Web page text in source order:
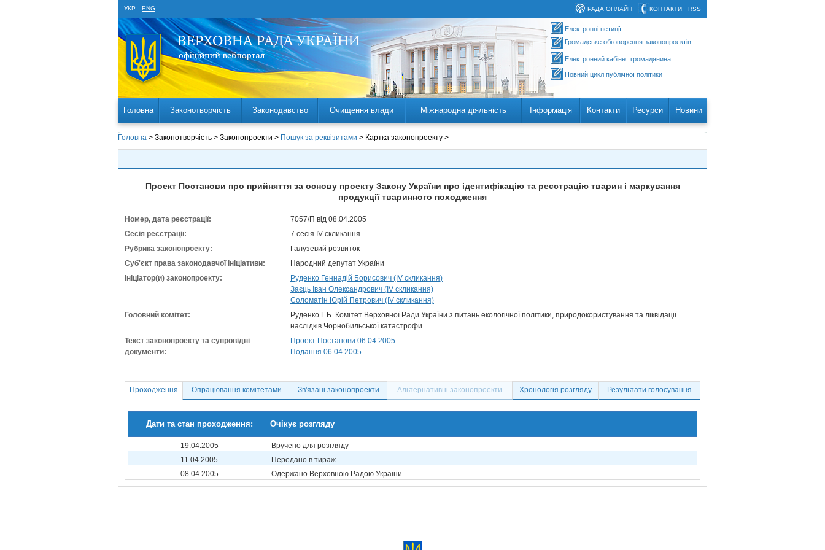
УКР ENG RSS
КОНТАКТИ
РАДА ОНЛАЙН
Електронні петиції
Громадське обговорення законопроєктів
Електронний кабінет громадянина
Повний цикл публічної політики
Головна Законотворчість Законодавство Очищення влади Міжнародна діяльність Інформація Контакти Ресурси Новини
Головна > Законотворчість > Законопроекти > Пошук за реквізитами > Картка законопроекту >
Проект Постанови про прийняття за основу проекту Закону України про ідентифікацію та реєстрацію тварин і маркування
продукції тваринного походження
Номер, дата реєстрації:
7057/П від 08.04.2005
Сесія реєстрації:
7 сесія IV скликання
Рубрика законопроекту:
Галузевий розвиток
Суб'єкт права законодавчої ініціативи:
Народний депутат України
Ініціатор(и) законопроекту:
Руденко Геннадій Борисович (IV скликання)
Заєць Іван Олександрович (IV скликання)
Соломатін Юрій Петрович (IV скликання)
Головний комітет:
Руденко Г.Б. Комітет Верховної Ради України з питань екологічної політики, природокористування та ліквідації
наслідків Чорнобильської катастрофи
Текст законопроекту та супровідні
документи:
Проект Постанови 06.04.2005
Подання 06.04.2005
Проходження Опрацювання комітетами Зв'язані законопроекти Альтернативні законопроекти Хронологія розгляду Результати голосування
Дати та стан проходження: Очікує розгляду
19.04.2005
Вручено для розгляду
11.04.2005
Передано в тираж
08.04.2005
Одержано Верховною Радою України